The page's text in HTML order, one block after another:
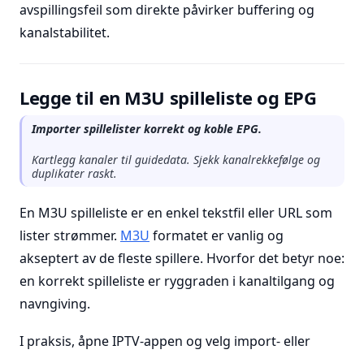
avspillingsfeil som direkte påvirker buffering og
kanalstabilitet.
Legge til en M3U spilleliste og EPG
Importer spillelister korrekt og koble EPG.
Kartlegg kanaler til guidedata. Sjekk kanalrekkefølge og
duplikater raskt.
En M3U spilleliste er en enkel tekstfil eller URL som
lister strømmer. M3U formatet er vanlig og
akseptert av de fleste spillere. Hvorfor det betyr noe:
en korrekt spilleliste er ryggraden i kanaltilgang og
navngiving.
I praksis, åpne IPTV-appen og velg import- eller